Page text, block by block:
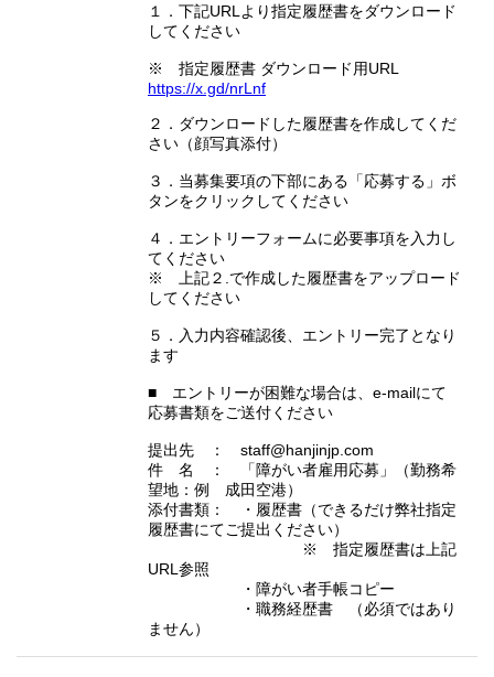
​１．下記URLより指定履歴書をダウンロード
してください
※ 指定履歴書 ダウンロード用URL
https://x.gd/nrLnf
２．ダウンロードした履歴書を作成してくだ
さい（顔写真添付）
３．当募集要項の下部にある「応募する」ボ
タンをクリックしてください
４．エントリーフォームに必要事項を入力し
てください
※ 上記２.で作成した履歴書をアップロード
してください
５．入力内容確認後、エントリー完了となり
ます
■ エントリーが困難な場合は、e-mailにて
応募書類をご送付ください
提出先 ： staff@hanjinjp.com
件 名 ： 「障がい者雇用応募」（勤務希
望地：例 成田空港）
添付書類： ・履歴書（できるだけ弊社指定
履歴書にてご提出ください）
※ 指定履歴書は上記
URL参照
・障がい者手帳コピー
・職務経歴書 （必須ではあり
ません）